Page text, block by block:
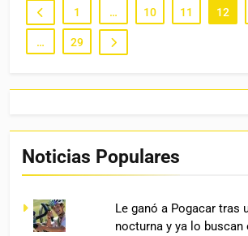
1 … 10 11 12
… 29
Noticias Populares
Le ganó a Pogacar tras
nocturna y ya lo buscan